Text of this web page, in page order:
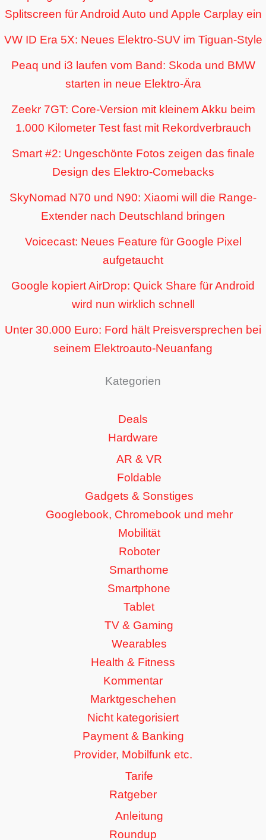
Splitscreen für Android Auto und Apple Carplay ein
VW ID Era 5X: Neues Elektro-SUV im Tiguan-Style
Peaq und i3 laufen vom Band: Skoda und BMW
starten in neue Elektro-Ära
Zeekr 7GT: Core-Version mit kleinem Akku beim
1.000 Kilometer Test fast mit Rekordverbrauch
Smart #2: Ungeschönte Fotos zeigen das finale
Design des Elektro-Comebacks
SkyNomad N70 und N90: Xiaomi will die Range-
Extender nach Deutschland bringen
Voicecast: Neues Feature für Google Pixel
aufgetaucht
Google kopiert AirDrop: Quick Share für Android
wird nun wirklich schnell
Unter 30.000 Euro: Ford hält Preisversprechen bei
seinem Elektroauto-Neuanfang
Kategorien
Deals
Hardware
AR & VR
Foldable
Gadgets & Sonstiges
Googlebook, Chromebook und mehr
Mobilität
Roboter
Smarthome
Smartphone
Tablet
TV & Gaming
Wearables
Health & Fitness
Kommentar
Marktgeschehen
Nicht kategorisiert
Payment & Banking
Provider, Mobilfunk etc.
Tarife
Ratgeber
Anleitung
Roundup